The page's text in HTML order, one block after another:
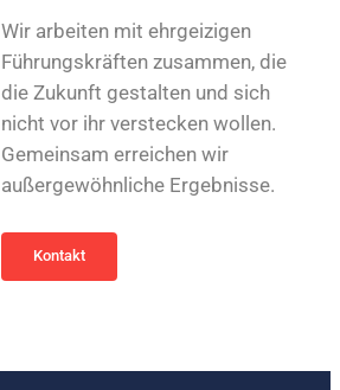
Wir arbeiten mit ehrgeizigen
Führungskräften zusammen, die
die Zukunft gestalten und sich
nicht vor ihr verstecken wollen.
Gemeinsam erreichen wir
außergewöhnliche Ergebnisse.
Kontakt